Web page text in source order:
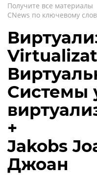
Получите все материалы
CNews по ключевому
Системы
+
Jakobs
Джоан